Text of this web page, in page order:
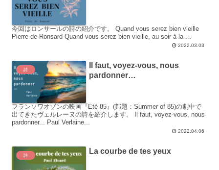
今回はロンサールの詩の紹介です。 Quand vous serez bien vieille
Pierre de Ronsard Quand vous serez bien vieille, au soir à la ...
2022.03.03
詩
Il faut, voyez-vous, nous
pardonner…
フランソワオゾンの映画『Été 85』(邦題：Summer of 85)の劇中で
出てきたヴェルレーヌの詩を紹介します。 Il faut, voyez-vous, nous
pardonner... Paul Verlaine...
2022.04.06
詩 La courbe de tes yeux